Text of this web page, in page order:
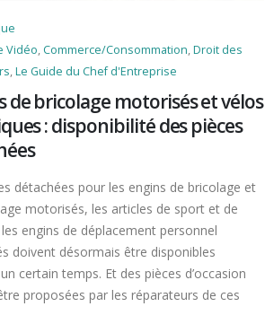
Vidéo,Commerce/Consommation,Droit des
,Le Guide du Chef d'Entreprise
de bricolage motorisés et vélos
: disponibilité des pièces
détachées pour les engins de bricolage et
motorisés, les articles de sport et de
engins de déplacement personnel
doivent désormais être disponibles
certain temps. Et des pièces d’occasion
proposées par les réparateurs de ces